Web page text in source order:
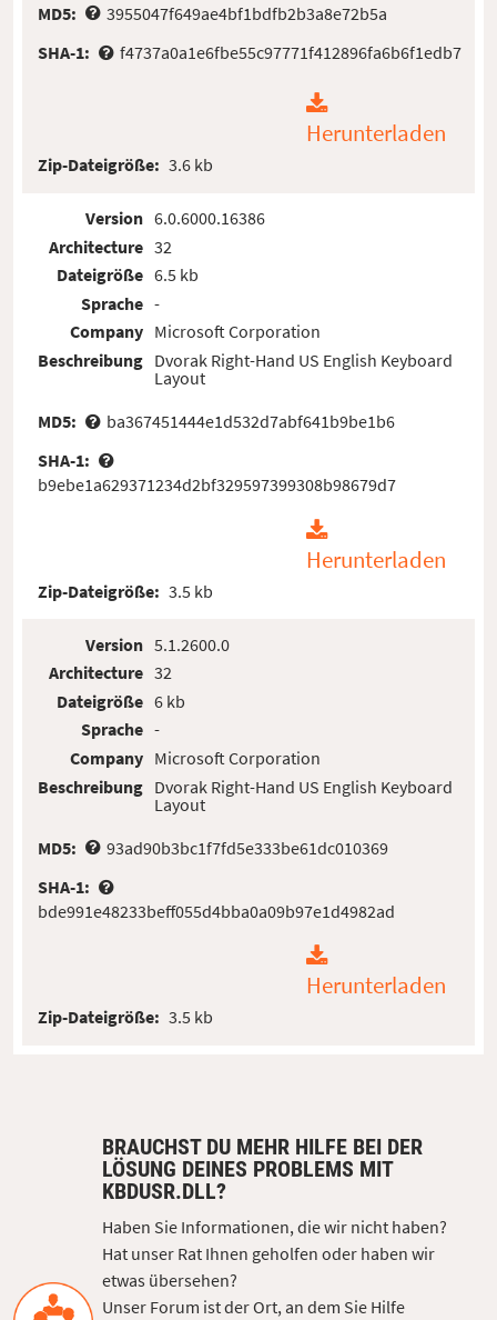
MD5:
3955047f649ae4bf1bdfb2b3a8e72b5a
SHA-1:
f4737a0a1e6fbe55c97771f412896fa6b6f1edb7
Herunterladen
Zip-Dateigröße: 3.6 kb
Version
Architecture
Dateigröße
Sprache
Company
Beschreibung
6.0.6000.16386
32
6.5 kb
-
Microsoft Corporation
Dvorak Right-Hand US English Keyboard
Layout
MD5:
ba367451444e1d532d7abf641b9be1b6
SHA-1:
b9ebe1a629371234d2bf329597399308b98679d7
Herunterladen
Zip-Dateigröße: 3.5 kb
Version
Architecture
Dateigröße
Sprache
Company
Beschreibung
5.1.2600.0
32
6 kb
-
Microsoft Corporation
Dvorak Right-Hand US English Keyboard
Layout
MD5:
93ad90b3bc1f7fd5e333be61dc010369
SHA-1:
bde991e48233beff055d4bba0a09b97e1d4982ad
Herunterladen
Zip-Dateigröße: 3.5 kb
BRAUCHST DU MEHR HILFE BEI DER
LÖSUNG DEINES PROBLEMS MIT
KBDUSR.DLL?
Haben Sie Informationen, die wir nicht haben?
Hat unser Rat Ihnen geholfen oder haben wir
etwas übersehen?
Unser Forum ist der Ort, an dem Sie Hilfe